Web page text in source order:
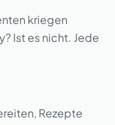
kriegen
Ist es nicht. Jede
Rezepte